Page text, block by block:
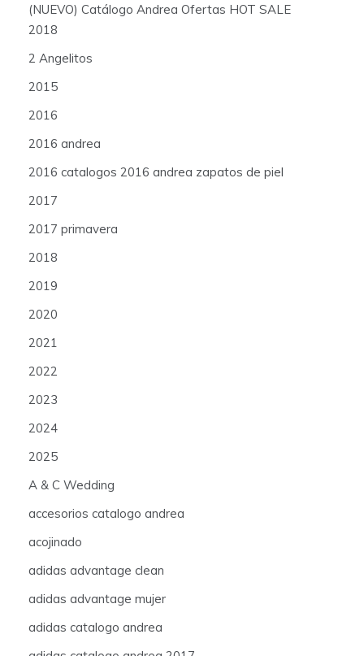
(NUEVO) Catálogo Andrea Ofertas HOT SALE
2018
2 Angelitos
2015
2016
2016 andrea
2016 catalogos 2016 andrea zapatos de piel
2017
2017 primavera
2018
2019
2020
2021
2022
2023
2024
2025
A & C Wedding
accesorios catalogo andrea
acojinado
adidas advantage clean
adidas advantage mujer
adidas catalogo andrea